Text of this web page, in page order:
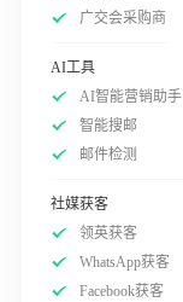
广交会采购商
AI工具
AI智能营销助手
智能搜邮
邮件检测
社媒获客
领英获客
WhatsApp获客
Facebook获客